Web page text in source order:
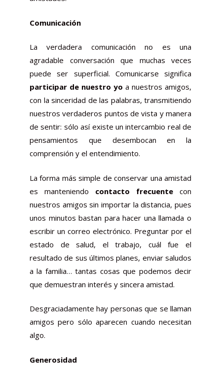
Comunicación
La verdadera comunicación no es una
agradable conversación que muchas veces
puede ser superficial. Comunicarse significa
participar de nuestro yo a nuestros amigos,
con la sinceridad de las palabras, transmitiendo
nuestros verdaderos puntos de vista y manera
de sentir: sólo así existe un intercambio real de
pensamientos que desembocan en la
comprensión y el entendimiento.
La forma más simple de conservar una amistad
es manteniendo contacto frecuente con
nuestros amigos sin importar la distancia, pues
unos minutos bastan para hacer una llamada o
escribir un correo electrónico. Preguntar por el
estado de salud, el trabajo, cuál fue el
resultado de sus últimos planes, enviar saludos
a la familia… tantas cosas que podemos decir
que demuestran interés y sincera amistad.
Desgraciadamente hay personas que se llaman
amigos pero sólo aparecen cuando necesitan
algo.
Generosidad